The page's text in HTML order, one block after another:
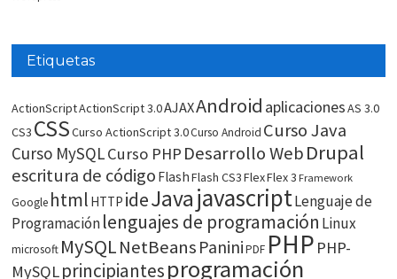
Etiquetas
ActionScriptActionScript 3.0AJAXAndroid aplicacionesAS 3.0
CS3 CSSCurso ActionScript 3.0Curso Android Curso Java
Curso MySQLCurso PHP Desarrollo WebDrupal
escritura de código FlashFlash CS3FlexFlex 3 Framework
Google html HTTP ideJavajavascriptLenguaje de
Programaciónlenguajes de programación Linux
microsoft MySQLNetBeans Panini PDF PHP PHP-
MySQLprincipiantesprogramación